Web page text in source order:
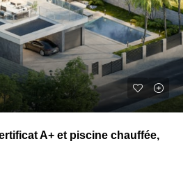
A+ et piscine chauffée,